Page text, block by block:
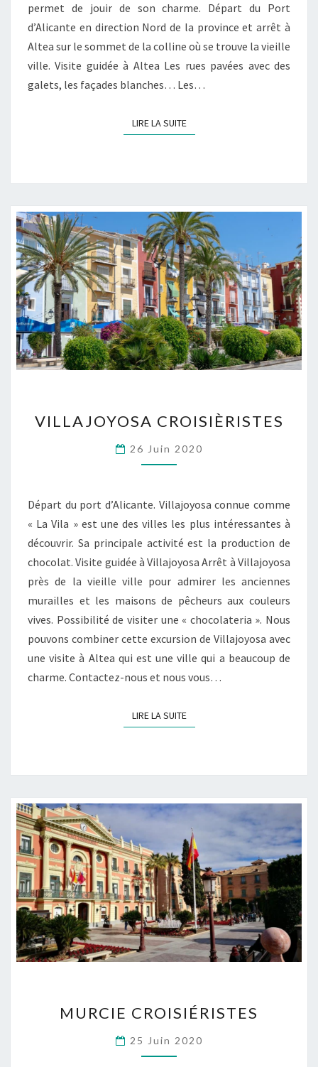
permet de jouir de son charme. Départ du Port
d’Alicante en direction Nord de la province et arrêt à
Altea sur le sommet de la colline où se trouve la vieille
ville. Visite guidée à Altea Les rues pavées avec des
galets, les façades blanches… Les…
LIRE LA SUITELIRE LA SUITE
CROISIÈRISTES
VILLAJOYOSA CROISIÈRISTES
26 Juin 2020
Départ du port d’Alicante. Villajoyosa connue comme
« La Vila » est une des villes les plus intéressantes à
découvrir. Sa principale activité est la production de
chocolat. Visite guidée à Villajoyosa Arrêt à Villajoyosa
près de la vieille ville pour admirer les anciennes
murailles et les maisons de pêcheurs aux couleurs
vives. Possibilité de visiter une « chocolateria ». Nous
pouvons combiner cette excursion de Villajoyosa avec
une visite à Altea qui est une ville qui a beaucoup de
charme. Contactez-nous et nous vous…
LIRE LA SUITELIRE LA SUITE
CROISIÉRISTES
MURCIE CROISIÉRISTES
25 Juin 2020